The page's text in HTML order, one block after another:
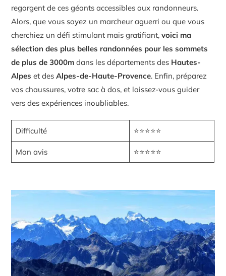
regorgent de ces géants accessibles aux randonneurs.
Alors, que vous soyez un marcheur aguerri ou que vous
cherchiez un défi stimulant mais gratifiant,voici ma
sélection des plus belles randonnées pour les sommets
de plus de 3000m dans les départements des Hautes-
Alpes et desAlpes-de-Haute-Provence. Enfin, préparez
vos chaussures, votre sac à dos, et laissez-vous guider
vers des expériences inoubliables.
Difficulté ⭐⭐⭐⭐⭐
Mon avis ⭐⭐⭐⭐⭐